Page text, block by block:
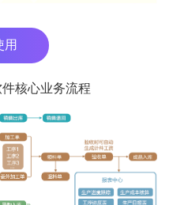
用
核心业务流程